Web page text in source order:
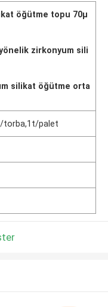
öğütme topu 70μ
zirkonyum sili
silikat öğütme orta
torba,1t/palet